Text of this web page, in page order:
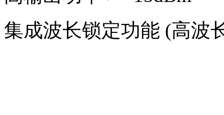
集成波长锁定功能 (高波